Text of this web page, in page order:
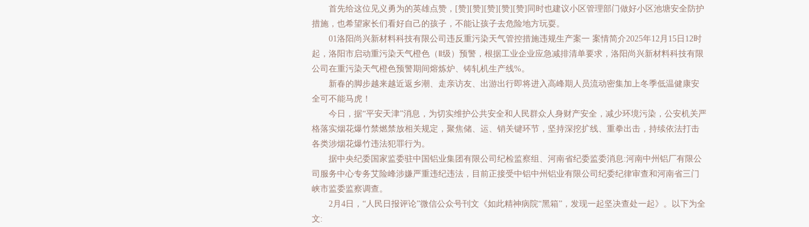
首先给这位见义勇为的英雄点赞，[赞][赞][赞][赞][赞]同时也建议小区管理部门做好小区池塘安全防护
措施，也希望家长们看好自己的孩子，不能让孩子去危险地方玩耍。
01洛阳尚兴新材料科技有限公司违反重污染天气管控措施违规生产案一 案情简介2025年12月15日12时
起，洛阳市启动重污染天气橙色（Ⅱ级）预警，根据工业企业应急减排清单要求，洛阳尚兴新材料科技有限
公司在重污染天气橙色预警期间熔炼炉、铸轧机生产线%。
新春的脚步越来越近返乡潮、走亲访友、出游出行即将进入高峰期人员流动密集加上冬季低温健康安
全可不能马虎！
今日，据“平安天津”消息，为切实维护公共安全和人民群众人身财产安全，减少环境污染，公安机关严
格落实烟花爆竹禁燃禁放相关规定，聚焦储、运、销关键环节，坚持深挖扩线、重拳出击，持续依法打击
各类涉烟花爆竹违法犯罪行为。
据中央纪委国家监委驻中国铝业集团有限公司纪检监察组、河南省纪委监委消息:河南中州铝厂有限公
司服务中心专务艾险峰涉嫌严重违纪违法，目前正接受中铝中州铝业有限公司纪委纪律审查和河南省三门
峡市监委监察调查。
2月4日，“人民日报评论”微信公众号刊文《如此精神病院“黑箱”，发现一起坚决查处一起》。以下为全
文: